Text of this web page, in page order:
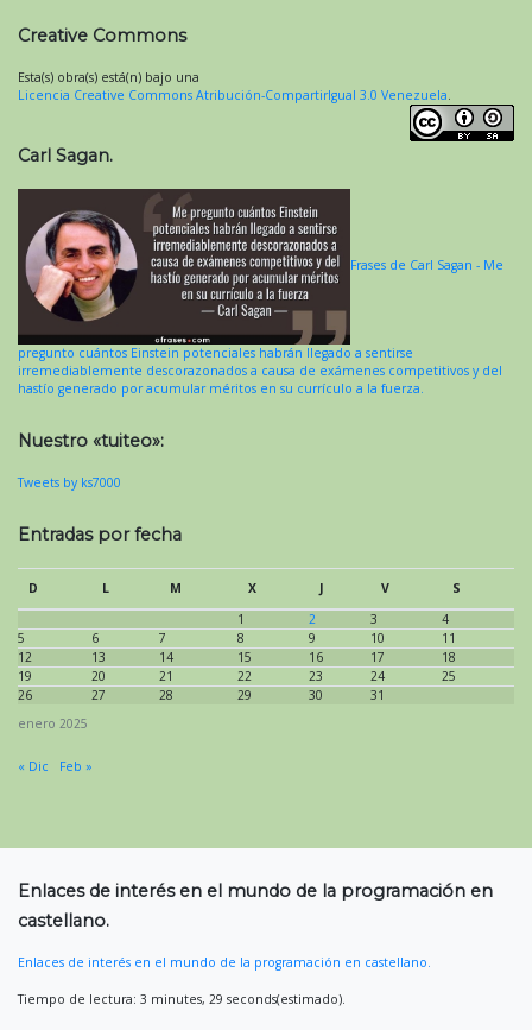
Creative Commons
Esta(s) obra(s) está(n) bajo una
Licencia Creative Commons Atribución-CompartirIgual 3.0 Venezuela
Carl Sagan.
Frases de Carl Sagan - Me
pregunto cuántos Einstein potenciales habrán llegado a sentirse
irremediablemente descorazonados a causa de exámenes competitivos y del
hastío generado por acumular méritos en su currículo a la fuerza.
Nuestro «tuiteo»:
Tweets by ks7000
Entradas por fecha
enero 2025
D L M X J V
S
1
2 3
4
5
6 7 8 9 10
11
12
13 14 15 16 17
18
19
20 21 22 23 24
25
26
27 28 29 30 31
« Dic Feb »
Enlaces de interés en el mundo de la programación en
castellano.
Enlaces de interés en el mundo de la programación en castellano.
Tiempo de lectura: 3 minutes, 29 seconds(estimado).